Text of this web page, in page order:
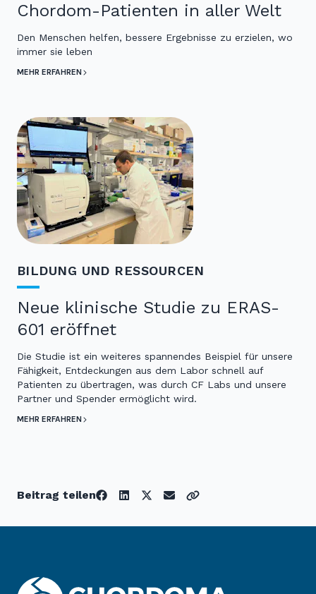
Chordom-Patienten in aller Welt
Den Menschen helfen, bessere Ergebnisse zu erzielen, wo
immer sie leben
MEHR ERFAHREN
BILDUNG UND RESSOURCEN
Neue klinische Studie zu ERAS-
601 eröffnet
Die Studie ist ein weiteres spannendes Beispiel für unsere
Fähigkeit, Entdeckungen aus dem Labor schnell auf
Patienten zu übertragen, was durch CF Labs und unsere
Partner und Spender ermöglicht wird.
MEHR ERFAHREN
Beitrag teilen